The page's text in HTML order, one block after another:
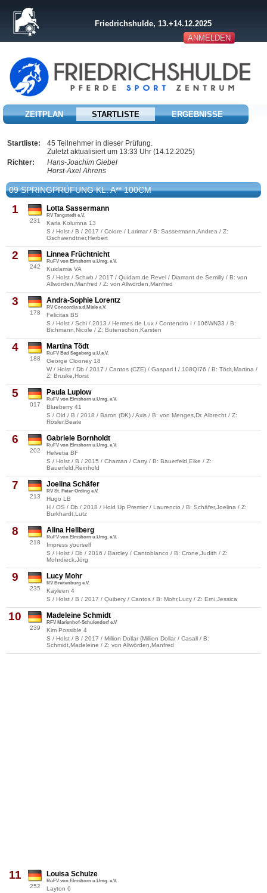
ANMELDEN
Friedrichshulde, 13.+14.12.2025
ZEITPLAN STARTLISTE ERGEBNISSE
Startliste:
45 Teilnehmer in dieser Prüfung.
Zuletzt aktualisiert um 13:33 Uhr (14.12.2025)
Richter:
Hans-Joachim Giebel
Horst-Axel Ahrens
09 SPRINGPRÜFUNG KL. A** 100CM
1
231
Lotta Sassermann
RV Tangstedt e.V.
Karla Kolumna 13
S / Holst / B / 2017 / Colore / Larimar / B: Sassermann,Andrea / Z:
Gschwendtner,Herbert
2
242
Linnea Früchtnicht
RuFV von Elmshorn u.Umg. e.V.
Kuidamia VA
S / Holst / Schwb / 2017 / Quidam de Revel / Diamant de Semilly / B: von
Allwörden,Manfred / Z: von Allwörden,Manfred
3
178
Andra-Sophie Lorentz
RV Concordia a.d.Miele e.V.
Felicitas BS
S / Holst / Schi / 2013 / Hermes de Lux / Contendro I / 106WN33 / B:
Bichmann,Nicole / Z: Butenschön,Karsten
4
188
Martina Tödt
RuFV Bad Segeberg u.U.e.V.
George Clooney 18
W / Holst / Db / 2017 / Cantos (CZE) / Gaspari I / 108QI76 / B: Tödt,Martina /
Z: Bruske,Horst
5
017
Paula Luplow
RuFV von Elmshorn u.Umg. e.V.
Blueberry 41
S / Old / B / 2018 / Baron (DK) / Axis / B: von Menges,Dr. Albrecht / Z:
Rösler,Beate
6
202
Gabriele Bornholdt
RuFV von Elmshorn u.Umg. e.V.
Helvetia BF
S / Holst / B / 2015 / Chaman / Carry / B: Bauerfeld,Elke / Z:
Bauerfeld,Reinhold
7
213
Joelina Schäfer
RV St. Peter-Ording e.V.
Hugo LB
H / OS / Db / 2018 / Hold Up Premier / Laurencio / B: Schäfer,Joelina / Z:
Burkhardt,Lutz
8
218
Alina Hellberg
RuFV von Elmshorn u.Umg. e.V.
Impress yourself
S / Holst / Db / 2016 / Barcley / Cantoblanco / B: Crone,Judith / Z:
Mohrdieck,Jörg
9
235
Lucy Mohr
RV Breitenburg e.V.
Kayleen 4
S / Holst / B / 2017 / Quibery / Cantos / B: Mohr,Lucy / Z: Erni,Jessica
10
239
Madeleine Schmidt
RFV Marienhof-Schulendorf e.V
Kim Possible 4
S / Holst / B / 2017 / Million Dollar (Million Dollar / Casall / B:
Schmidt,Madeleine / Z: von Allwörden,Manfred
11
252
Louisa Schulze
RuFV von Elmshorn u.Umg. e.V.
Layton 6